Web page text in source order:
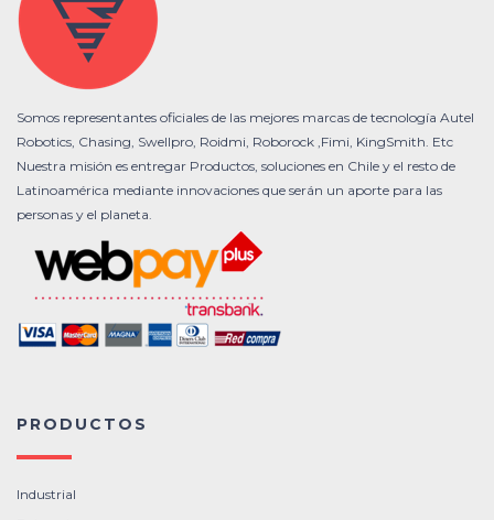
Somos representantes oficiales de las mejores marcas de tecnología Autel
Robotics, Chasing, Swellpro, Roidmi, Roborock ,Fimi, KingSmith. Etc
Nuestra misión es entregar Productos, soluciones en Chile y el resto de
Latinoamérica mediante innovaciones que serán un aporte para las
personas y el planeta.
PRODUCTOS
Industrial